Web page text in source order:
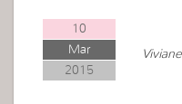
10
Mar
2015